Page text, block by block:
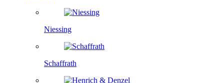
Niessing
Schaffrath